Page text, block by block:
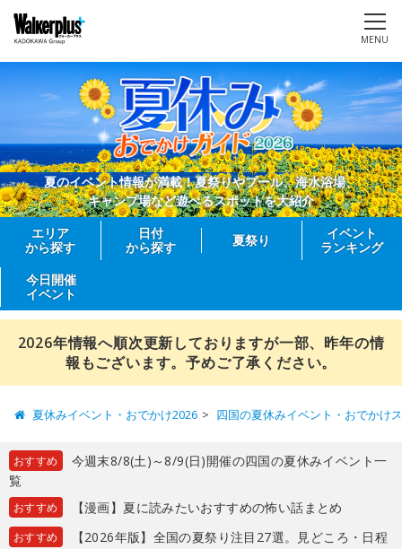
MENU
夏のイベント情報が満載！夏祭りやプール、海水浴場、
キャンプ場など遊べるスポットを大紹介
エリア
から探す
日付
から探す
夏祭り
イベント
ランキング
今日開催
イベント
2026年情報へ順次更新しておりますが一部、昨年の情
報もございます。予めご了承ください。
夏休みイベント・おでかけ2026 四国の夏休みイベント・おでかけ
おすすめ
今週末8/8(土)～8/9(日)開催の四国の夏休みイベント一
覧
おすすめ 【漫画】夏に読みたいおすすめの怖い話まとめ
おすすめ
【2026年版】全国の夏祭り注目27選。見どころ・日程